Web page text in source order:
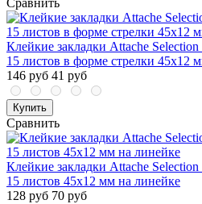
Сравнить
Клейкие закладки Attache
15 листов в форме стрелки 45х12
146 руб 41 руб
Купить
Сравнить
Клейкие закладки Attache
15 листов 45х12 мм на линейке
128 руб 70 руб